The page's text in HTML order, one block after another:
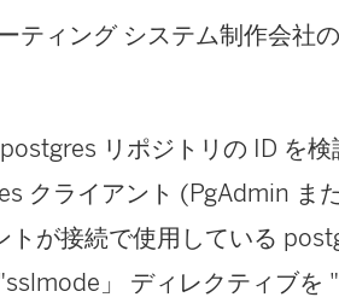
ティング システム制作会社
リポジトリの ID を検
クライアント (PgAdmin ま
トが接続で使用している
」 ディレクティブを